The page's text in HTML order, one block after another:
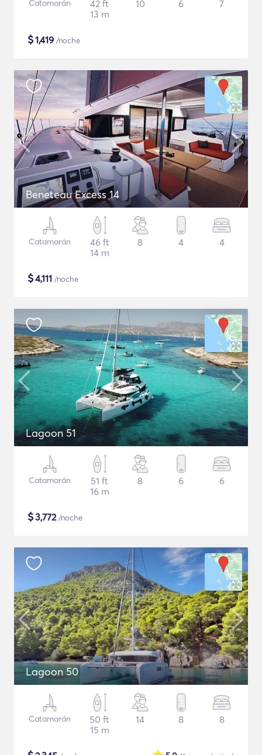
Catamarán
42 ft
13 m
10 6 7
$1,419 /noche
Beneteau Excess 14
Catamarán
46 ft
14 m
8 4 4
$4,111 /noche
Lagoon 51
Catamarán
51 ft
16 m
8 6 6
$3,772/noche
Lagoon 50
Catamarán
50 ft
15 m
14 8 8